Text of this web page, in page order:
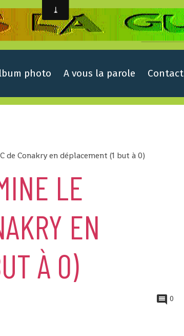
photo A vous la parole Contact
de Conakry en déplacement (1 but à 0)
LE
EN
À 0)
0